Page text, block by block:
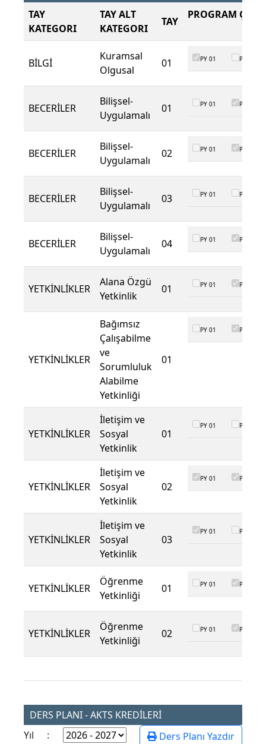
TAY
KATEGORI
TAY ALT
KATEGORI
TAY
PROGRAM
BİLGİ
Kuramsal
Olgusal
01 PY 01 PY 02
BECERİLER
Bilişsel-
Uygulamalı
01 PY 01 PY 02
BECERİLER
Bilişsel-
Uygulamalı
02 PY 01 PY 02
BECERİLER
Bilişsel-
Uygulamalı
03 PY 01 PY 02
BECERİLER
Bilişsel-
Uygulamalı
04 PY 01 PY 02
YETKİNLİKLER
Alana Özgü
Yetkinlik
01 PY 01 PY 02
YETKİNLİKLER
Bağımsız
Çalışabilme
ve
Sorumluluk
Alabilme
Yetkinliği
01
PY 01 PY 02
YETKİNLİKLER
İletişim ve
Sosyal
Yetkinlik
01
PY 01 PY 02
YETKİNLİKLER
İletişim ve
Sosyal
Yetkinlik
02
PY 01 PY 02
YETKİNLİKLER
İletişim ve
Sosyal
Yetkinlik
03
PY 01 PY 02
YETKİNLİKLER
Öğrenme
Yetkinliği
01 PY 01 PY 02
YETKİNLİKLER
Öğrenme
Yetkinliği
02 PY 01 PY 02
DERS PLANI - AKTS KREDİLERİ
Yıl :
Ders Planı Yazdır